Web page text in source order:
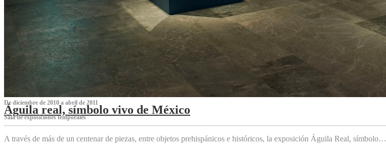
De diciembre de 2010 a abril de 2011
Águila real, símbolo vivo de México
Sala de exposiciones temporales
A través de más de un centenar de piezas, entre objetos prehispánicos e históricos, la exposición Águila Real, símbolo…